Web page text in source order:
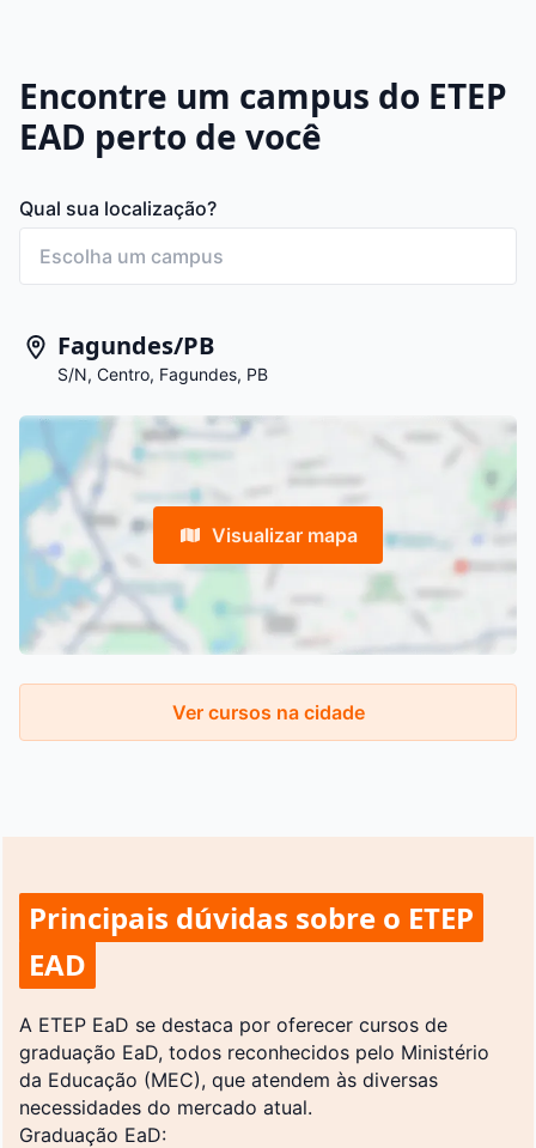
Encontre um campus do ETEP
EAD perto de você
Qual sua localização?
Fagundes/PB
S/N, Centro, Fagundes, PB
Visualizar mapa
Ver cursos na cidade
Principais dúvidas sobre o ETEP
EAD
A ETEP EaD se destaca por oferecer cursos de
graduação EaD, todos reconhecidos pelo Ministério
da Educação (MEC), que atendem às diversas
necessidades do mercado atual.
Graduação EaD: